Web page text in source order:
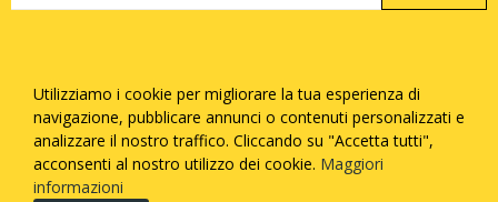
Copyright © Quattrozampe S.R.L. - P.iva05377730873
Tutti i diritti riservati - Made with byFebosoft
Informatica
Utilizziamo i cookie per migliorare la tua esperienza di
navigazione, pubblicare annunci o contenuti personalizzati e
analizzare il nostro traffico. Cliccando su "Accetta tutti",
acconsenti al nostro utilizzo dei cookie. Maggiori
informazioni